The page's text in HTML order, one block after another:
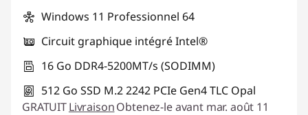
Windows 11 Professionnel 64
Circuit graphique intégré Intel®
16 Go DDR4-5200MT/s (SODIMM)
512 Go SSD M.2 2242 PCIe Gen4 TLC Opal
GRATUITLivraisonObtenez-le avant mar. août 11